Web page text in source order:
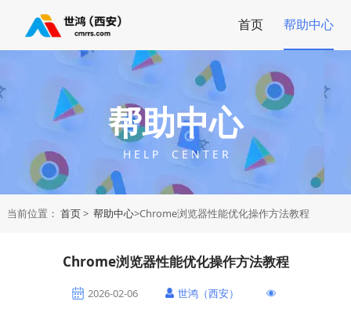
首页 帮助中心
帮助中心
H E L P C E N T E R
当前位置： 首页> 帮助中心>Chrome浏览器性能优化操作方法教程
Chrome浏览器性能优化操作方法教程
2026-02-06 世鸿（西安）